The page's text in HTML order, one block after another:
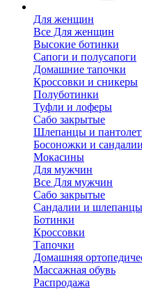
Для женщин
Все Для женщин
Высокие ботинки
Сапоги и полусапоги
Домашние тапочки
Кроссовки и сникеры
Полуботинки
Туфли и лоферы
Сабо закрытые
Шлепанцы и
Босоножки и сандалии
Мокасины
Для мужчин
Все Для мужчин
Сабо закрытые
Сандалии и шлепанцы
Ботинки
Кроссовки
Тапочки
Домашняя
Массажная обувь
Распродажа